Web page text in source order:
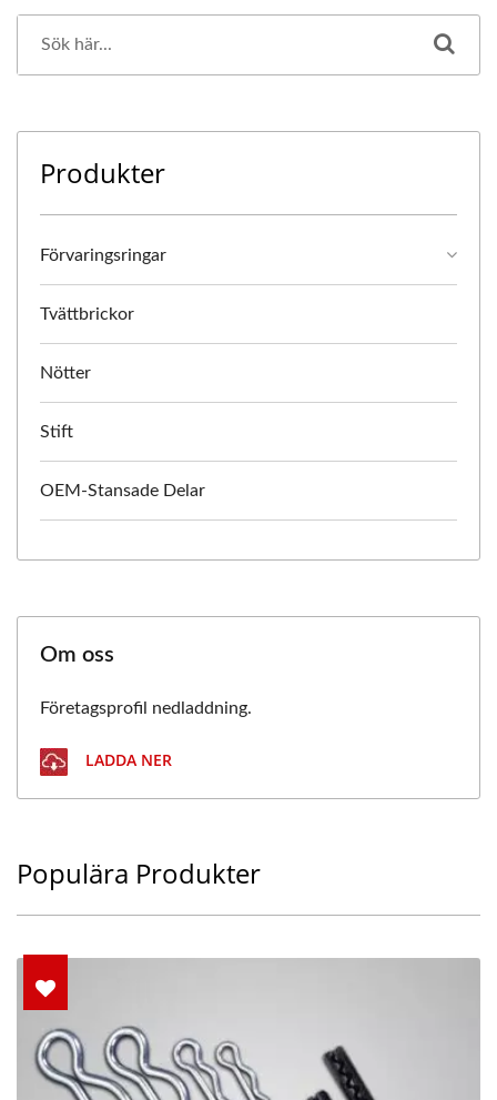
Produkter
Förvaringsringar
Tvättbrickor
Nötter
Stift
OEM-Stansade Delar
Om oss
Företagsprofil nedladdning.
LADDA NER
Populära Produkter